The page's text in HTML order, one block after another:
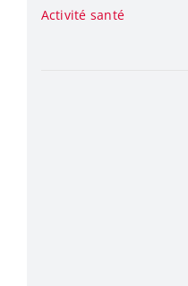
Activité santé